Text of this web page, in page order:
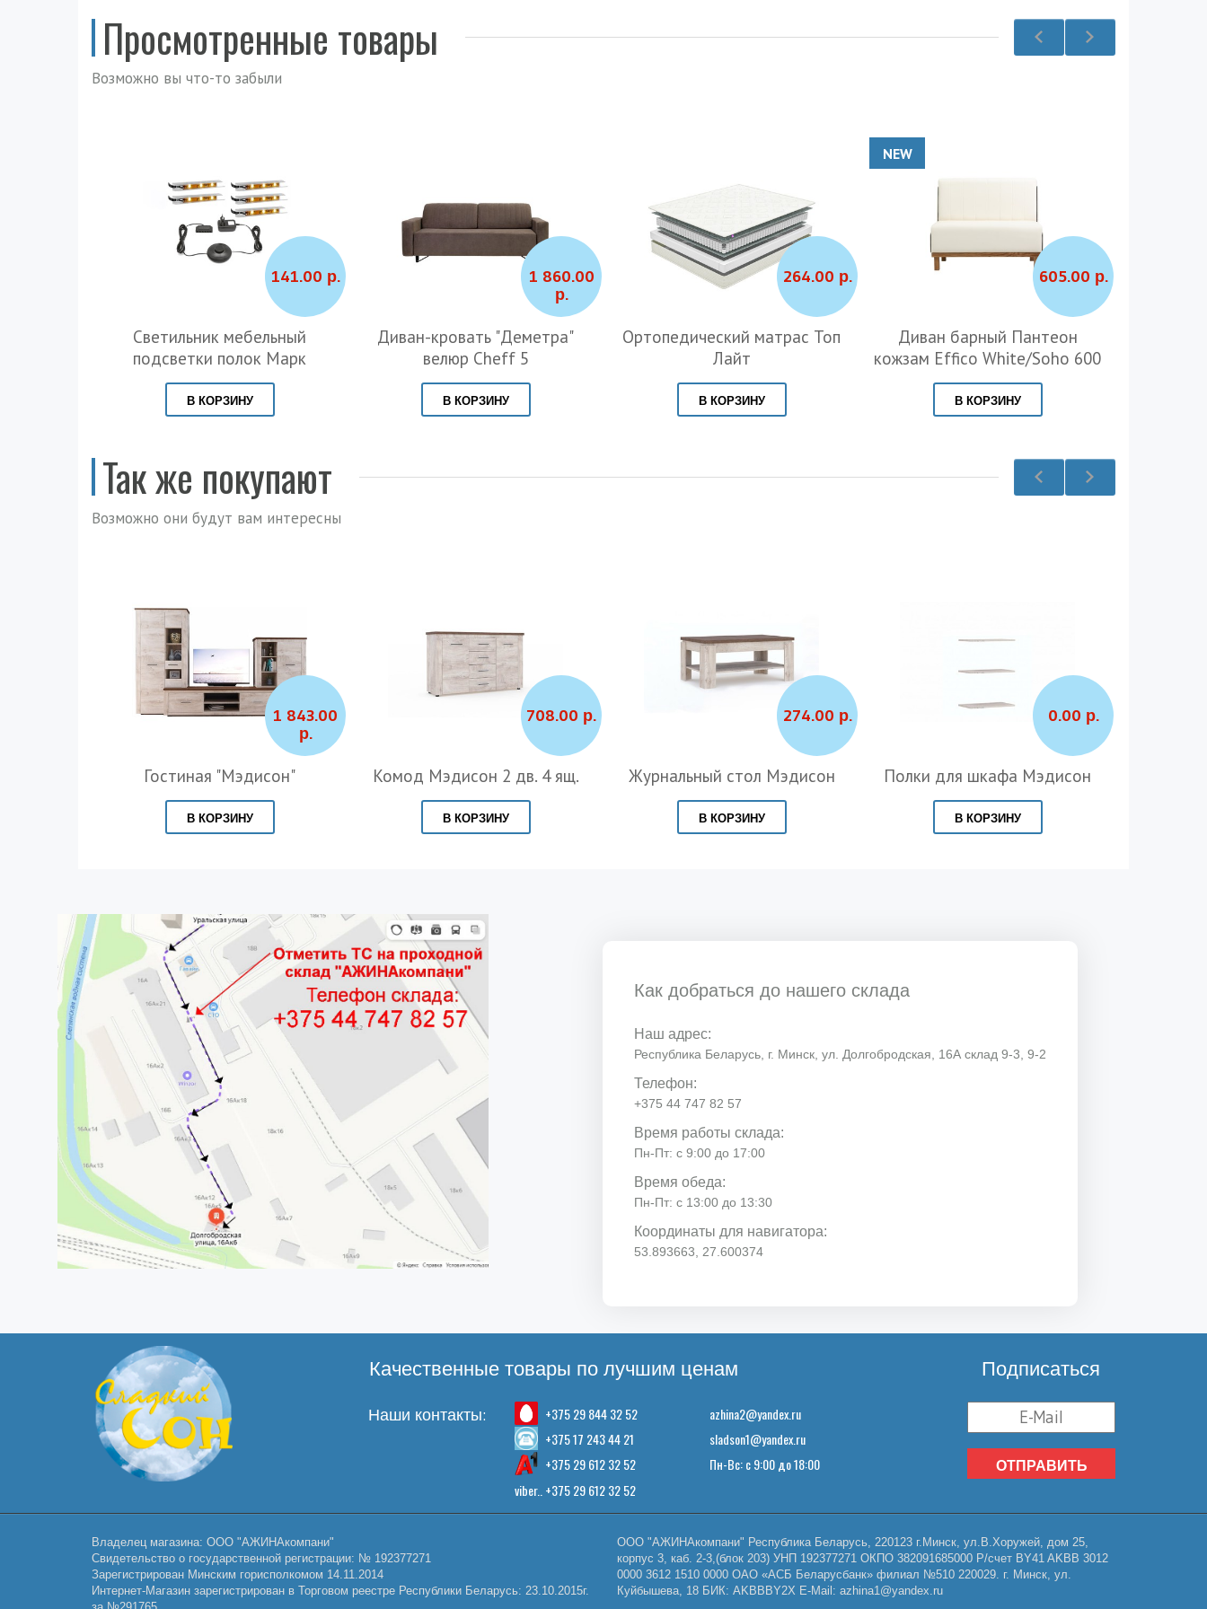
Просмотренные товары
Возможно вы что-то забыли
141.00 р.
Светильник мебельный
подсветки полок Марк
В КОРЗИНУ
1 860.00
р.
Диван-кровать "Деметра"
велюр Cheff 5
В КОРЗИНУ
264.00 р.
Ортопедический матрас Топ
Лайт
В КОРЗИНУ
605.00 р.
NEW
Диван барный Пантеон
кожзам Effico White/Soho 600
В КОРЗИНУ
Так же покупают
Возможно они будут вам интересны
1 843.00
р.
Гостиная "Мэдисон"
В КОРЗИНУ
708.00 р.
Комод Мэдисон 2 дв. 4 ящ.
В КОРЗИНУ
274.00 р.
Журнальный стол Мэдисон
В КОРЗИНУ
0.00 р.
Полки для шкафа Мэдисон
В КОРЗИНУ
Как добраться до нашего склада
Наш адрес:
Республика Беларусь, г. Минск, ул. Долгобродская, 16А склад 9-3, 9-2
Телефон:
+375 44 747 82 57
Время работы склада:
Пн-Пт: с 9:00 до 17:00
Время обеда:
Пн-Пт: с 13:00 до 13:30
Координаты для навигатора:
53.893663, 27.600374
Качественные товары по лучшим ценам
Наши контакты:
+375 29 844 32 52
+375 17 243 44 21
+375 29 612 32 52
viber.. +375 29 612 32 52
azhina2@yandex.ru
sladson1@yandex.ru
Пн-Вс: с 9:00 до 18:00
Подписаться
ОТПРАВИТЬ
Владелец магазина: ООО "АЖИНАкомпани"
Свидетельство о государственной регистрации: № 192377271
Зарегистрирован Минским горисполкомом 14.11.2014
Интернет-Магазин зарегистрирован в Торговом реестре Республики Беларусь: 23.10.2015г.
ООО "АЖИНАкомпани" Республика Беларусь, 220123 г.Минск, ул.В.Хоружей, дом 25,
корпус 3, каб. 2-3,(блок 203) УНП 192377271 ОКПО 382091685000 Р/счет BY41 AKBB 3012
0000 3612 1510 0000 ОАО «АСБ Беларусбанк» филиал №510 220029. г. Минск, ул.
Куйбышева, 18 БИК: AKBBBY2X E-Mail: azhina1@yandex.ru